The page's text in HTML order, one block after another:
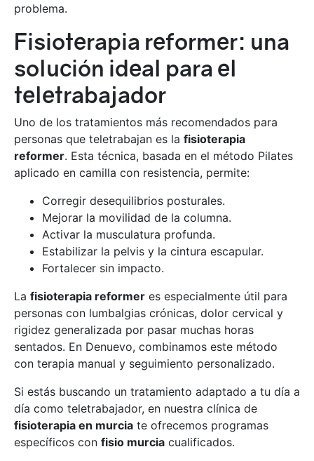
problema.
Fisioterapia reformer: una
solución ideal para el
teletrabajador
Uno de los tratamientos más recomendados para
personas que teletrabajan es la fisioterapia
reformer. Esta técnica, basada en el método Pilates
aplicado en camilla con resistencia, permite:
Corregir desequilibrios posturales.
Mejorar la movilidad de la columna.
Activar la musculatura profunda.
Estabilizar la pelvis y la cintura escapular.
Fortalecer sin impacto.
La fisioterapia reformer es especialmente útil para
personas con lumbalgias crónicas, dolor cervical y
rigidez generalizada por pasar muchas horas
sentados. En Denuevo, combinamos este método
con terapia manual y seguimiento personalizado.
Si estás buscando un tratamiento adaptado a tu día a
día como teletrabajador, en nuestra clínica de
fisioterapia en murcia te ofrecemos programas
específicos con fisio murcia cualificados.